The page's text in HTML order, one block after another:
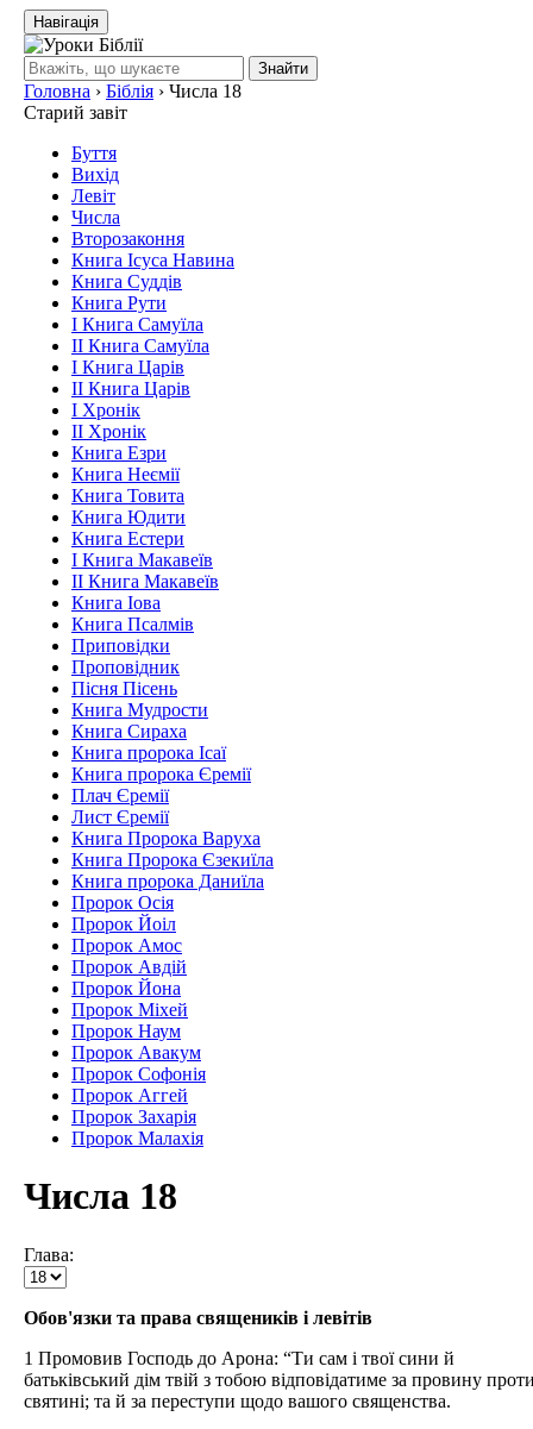
Навігація
Знайти
Головна › Біблія › Числа 18
Старий завіт
Буття
Вихід
Левіт
Числа
Второзаконня
Книга Ісуса Навина
Книга Суддів
Книга Рути
І Книга Самуїла
ІІ Книга Самуїла
І Книга Царів
ІІ Книга Царів
І Хронік
ІІ Хронік
Книга Езри
Книга Неємії
Книга Товита
Книга Юдити
Книга Естери
І Книга Макавеїв
ІІ Книга Макавеїв
Книга Іова
Книга Псалмів
Приповідки
Проповідник
Пісня Пісень
Книга Мудрости
Книга Сираха
Книга пророка Ісаї
Книга пророка Єремії
Плач Єремії
Лист Єремії
Книга Пророка Варуха
Книга Пророка Єзекиїла
Книга пророка Даниїла
Пророк Осія
Пророк Йоіл
Пророк Амос
Пророк Авдій
Пророк Йона
Пророк Міхей
Пророк Наум
Пророк Авакум
Пророк Софонія
Пророк Аггей
Пророк Захарія
Пророк Малахія
Числа 18
Глава:
Обов'язки та права священиків і левітів
1 Промовив Господь до Арона: “Ти сам і твої сини й
батьківський дім твій з тобою відповідатиме за провину
святині; та й за переступи щодо вашого священства.